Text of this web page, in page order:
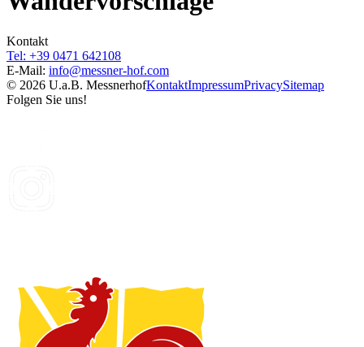
Kontakt
Tel: +39 0471 642108
E-Mail: info@messner-hof.com
© 2026 U.a.B. MessnerhofKontaktImpressumPrivacySitemap
Folgen Sie uns!